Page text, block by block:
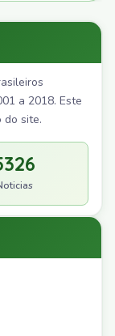
a 2018. Este
do site.